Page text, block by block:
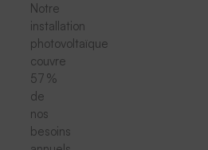
Notre
installation
photovoltaïque
couvre
57 %
de
nos
besoins